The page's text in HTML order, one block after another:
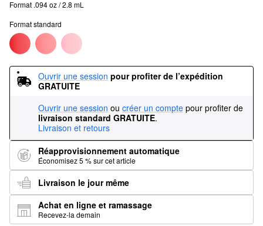
Format .094 oz / 2.8 mL
Format standard
Ouvrir une session pour profiter de l’expédition
GRATUITE
Ouvrir une session ou créer un compte pour profiter de
livraison standard GRATUITE.
Livraison et retours
Réapprovisionnement automatique
Économisez 5 % sur cet article
Livraison le jour même
Achat en ligne et ramassage
Recevez-la demain